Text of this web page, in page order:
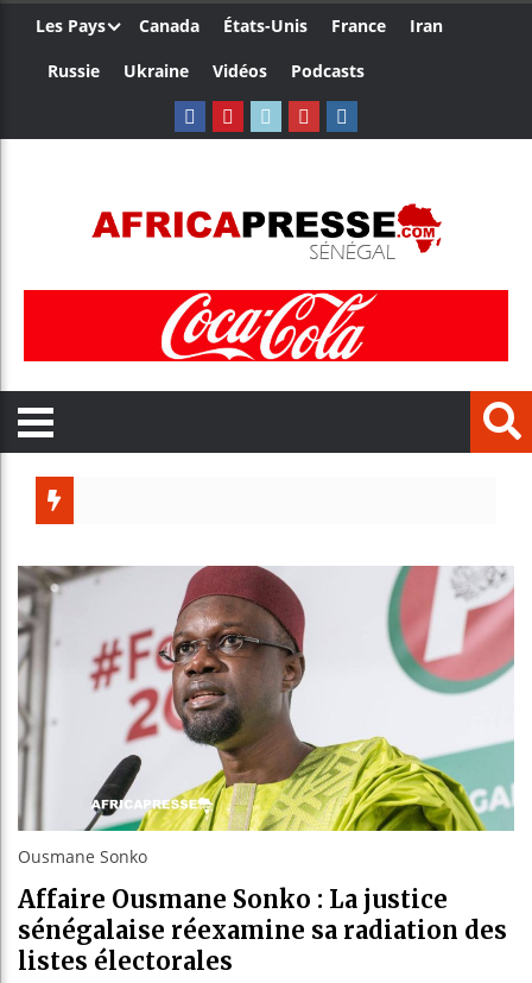
Les Pays Canada États-Unis France
Iran
Russie
Ukraine Vidéos Podcasts
Ousmane Sonko
Affaire Ousmane Sonko : La justice
sénégalaise réexamine sa radiation des
listes électorales